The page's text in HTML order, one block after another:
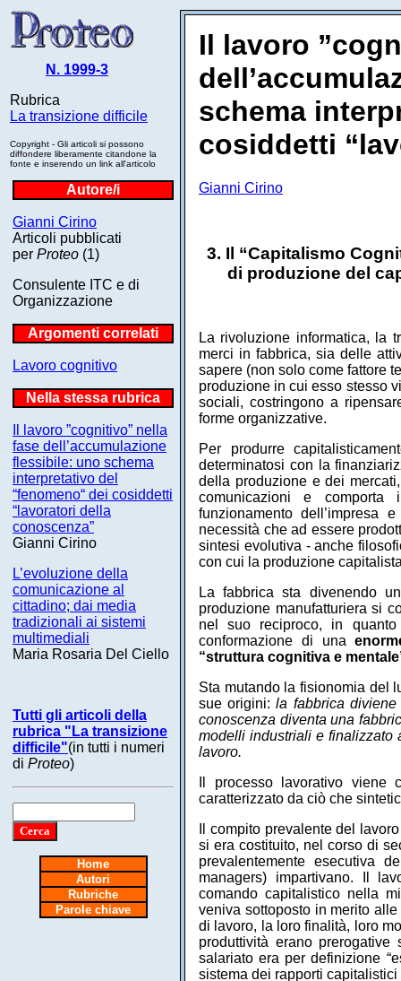
N. 1999-3
Rubrica
La transizione difficile
Copyright - Gli articoli si possono
diffondere liberamente citandone la
fonte e inserendo un link all'articolo
Autore/i
Gianni Cirino
Articoli pubblicati
per Proteo (1)
Consulente ITC e di
Organizzazione
Argomenti correlati
Lavoro cognitivo
Nella stessa rubrica
Il lavoro ”cognitivo” nella
fase dell’accumulazione
flessibile: uno schema
interpretativo del
“fenomeno“ dei cosiddetti
“lavoratori della
conoscenza”
Gianni Cirino
L’evoluzione della
comunicazione al
cittadino; dai media
tradizionali ai sistemi
multimediali
Maria Rosaria Del Ciello
Tutti gli articoli della
rubrica "La transizione
difficile"(in tutti i numeri
di Proteo)
Home
Autori
Rubriche
Parole chiave
Il lavoro
schema
cosiddetti
Gianni Cirino
3. Il “Capitalismo
di produzione del
La rivoluzione informatica, la
merci in fabbrica, sia delle
sapere (non solo come fattore
produzione in cui esso stesso
sociali, costringono a
forme organizzative.
Per produrre
determinatosi con la
della produzione e dei
comunicazioni e comporta
funzionamento dell’impresa
necessità che ad essere
sintesi evolutiva - anche
con cui la produzione
La fabbrica sta divenendo
produzione manufatturiera si
nel suo reciproco, in
conformazione di una
“struttura cognitiva e
Sta mutando la fisionomia del
sue origini:la fabbrica
conoscenza diventa una
modelli industriali e finalizzato
lavoro.
Il processo lavorativo viene
caratterizzato da ciò che
Il compito prevalente del
si era costituito, nel corso di
prevalentemente esecutiva
managers) impartivano. Il
comando capitalistico nella
veniva sottoposto in merito
di lavoro, la loro finalità, loro
produttività erano
salariato era per definizione
sistema dei rapporti